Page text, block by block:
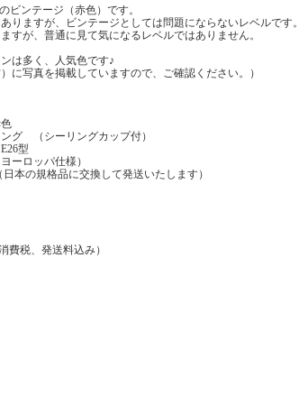
ビンテージ（赤色）です。
りますが、ビンテージとしては問題にならないレベルです
すが、普通に見て気になるレベルではありません。
は多く、人気色です♪
に写真を掲載していますので、ご確認ください。）
グ （シーリングカップ付）
E26型
ーロッパ仕様）
本の規格品に交換して発送いたします）
費税、発送料込み）